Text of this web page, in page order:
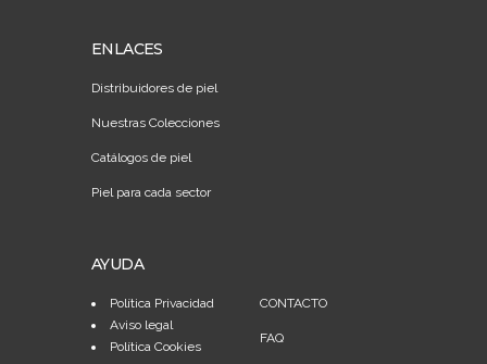
ENLACES
Distribuidores de piel
Nuestras Colecciones
Catálogos de piel
Piel para cada sector
AYUDA
Política Privacidad
Aviso legal
Política Cookies
CONTACTO
FAQ